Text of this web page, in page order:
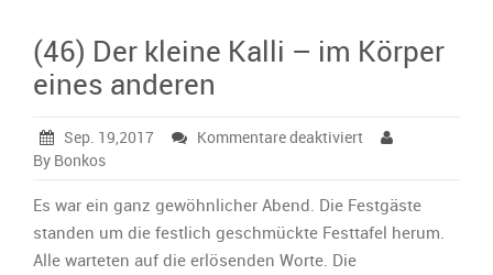
(46) Der kleine Kalli – im Körper
eines anderen
Sep. 19,2017 Kommentare deaktiviertfür
kleine
Kalli
–
By Bonkos
Es war ein ganz gewöhnlicher Abend. Die Festgäste
standen um die festlich geschmückte Festtafel herum.
Alle warteten auf die erlösenden Worte. Die